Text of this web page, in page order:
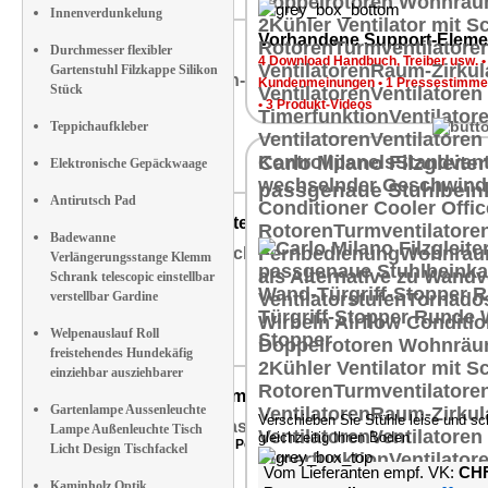
Moebel
Tisch-Deko-Feuer
Produktvorstellung
ZX-7509-919
Ultraschall Luftbefeuchter mit LED Flammen
Produktvorstellung
NX-7608-919
Taschen Regenschirm mit Teflon Beschichtung
Fazit: "Der Taschenschirm von Pearl ist stabil, windfest &
Innenverdunkelung
Durchmesser flexibler
Gartenstuhl Filzkappe Silikon
Stück
Teppichaufkleber
Elektronische Gepäckwaage
Antirutsch Pad
Badewanne
Verlängerungsstange Klemm
Schrank telescopic einstellbar
verstellbar Gardine
Welpenauslauf Roll
freistehendes Hundekäfig
einziehbar ausziehbarer
Gartenlampe Aussenleuchte
Lampe Außenleuchte Tisch
Licht Design Tischfackel
Vorhandene Support-
4 Download Handbuch, Treiber usw.•
Kundenmeinungen • 1
•3 Produkt-Videos
Carlo Milano
passgenaue
Verschieben Sie Stühle leise und
gleichzeitig Ihren Boden
Vom Lieferanten empf. VK: